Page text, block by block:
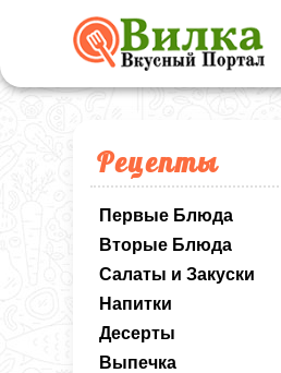
Рецепты
Первые Блюда
Вторые Блюда
Салаты и Закуски
Напитки
Десерты
Выпечка